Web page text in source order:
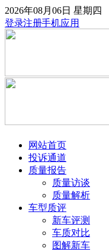
2026年08月06日 星期四
登录注册手机应用
网站首页
投诉通道
质量报告
质量访谈
质量解析
车型质评
新车评测
车质对比
图解新车